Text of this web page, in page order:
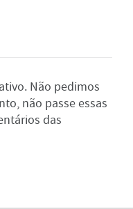
Não pedimos
não passe essas
das